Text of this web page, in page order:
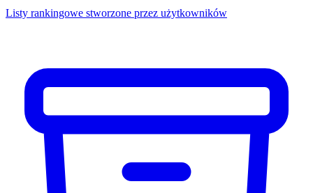
Listy rankingowe stworzone przez użytkowników